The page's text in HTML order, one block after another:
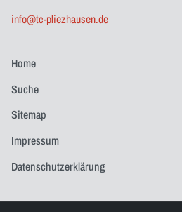
info@tc-pliezhausen.de
Home
Suche
Sitemap
Impressum
Datenschutzerklärung